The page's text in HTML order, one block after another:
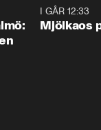
I GÅR 12:33
Mjölkaos